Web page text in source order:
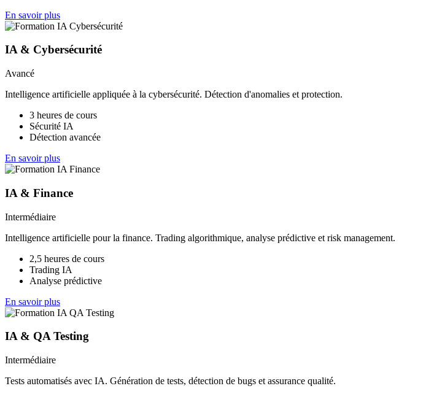
En savoir plus
IA & Cybersécurité
Avancé
Intelligence artificielle appliquée à la cybersécurité. Détection d'anomalies et protection.
3 heures de cours
Sécurité IA
Détection avancée
En savoir plus
IA & Finance
Intermédiaire
Intelligence artificielle pour la finance. Trading algorithmique, analyse prédictive et risk management.
2,5 heures de cours
Trading IA
Analyse prédictive
En savoir plus
IA & QA Testing
Intermédiaire
Tests automatisés avec IA. Génération de tests, détection de bugs et assurance qualité.